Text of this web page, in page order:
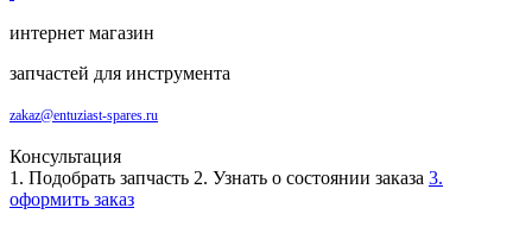
интернет магазин
запчастей для инструмента
zakaz@entuziast-spares.ru
Консультация
1. Подобрать запчасть 2. Узнать о состоянии заказа 3.
оформить заказ